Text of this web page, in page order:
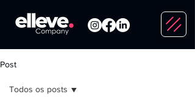
Post
Todos os posts